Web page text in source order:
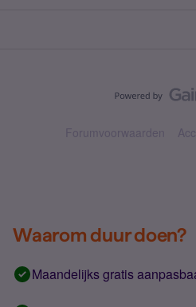
Forumvoorwaarden
Waarom duur doen?
Maandelijks gratis